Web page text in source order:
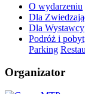
O wydarzeniu
Dla
Dla Wystawcy
Podróż i pobyt
Parking
Organizator